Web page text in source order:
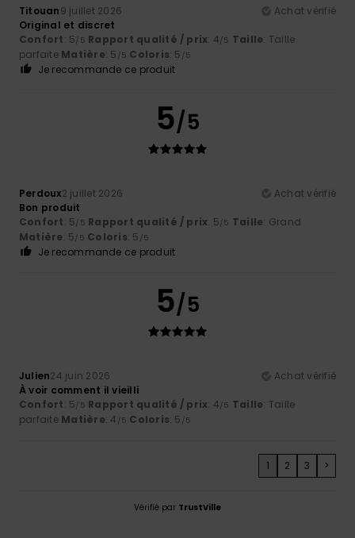
Titouan9 juillet 2026
Achat vérifié
Original et discret
Confort: 5/5 Rapport qualité / prix: 4/5 Taille: Taille
parfaite Matière: 5 /5 Coloris: 5 /5
Je recommande ce produit
5/5
Perdoux2 juillet 2026
Achat vérifié
Bon produit
Confort: 5/5 Rapport qualité / prix: 5/5 Taille: Grand
Matière: 5/5 Coloris: 5 /5
Je recommande ce produit
5/5
Julien24 juin 2026
Achat vérifié
À voir comment il vieilli
Confort: 5/5 Rapport qualité / prix: 4/5 Taille: Taille
parfaite Matière: 4 /5 Coloris: 5 /5
1 2 3 >
Vérifié par TrustVille